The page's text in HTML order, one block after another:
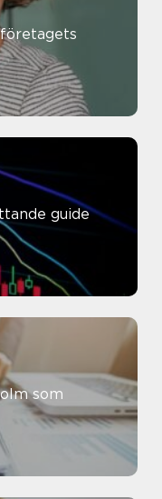
guide
som